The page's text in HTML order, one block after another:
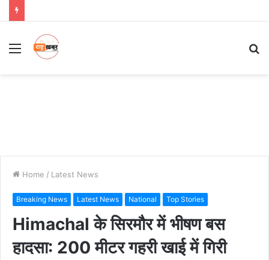
Menu
Home / Latest News
Breaking News Latest News National Top Stories
Himachal के सिरमौर में भीषण बस
हादसा: 200 मीटर गहरी खाई में गिरी